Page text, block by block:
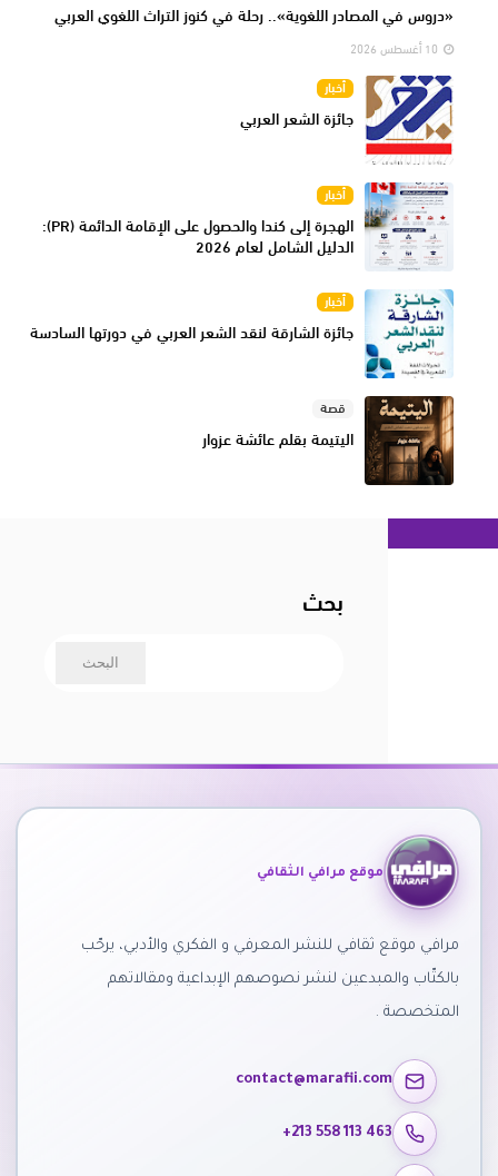
«دروس في المصادر اللغوية».. رحلة في كنوز التراث اللغوي العربي
10 أغسطس 2026
أخبار
جائزة الشعر العربي
أخبار
الهجرة إلى كندا والحصول على الإقامة الدائمة (PR):
الدليل الشامل لعام 2026
أخبار
جائزة الشارقة لنقد الشعر العربي في دورتها السادسة
قصة
اليتيمة بقلم عائشة عزوار
بحث
موقع مرافي الثقافي
مرافي موقع ثقافي للنشر المعرفي و الفكري والأدبي، يرحّب
بالكتّاب والمبدعين لنشر نصوصهم الإبداعية ومقالاتهم
المتخصصة .
contact@marafii.com
+213 558 113 463